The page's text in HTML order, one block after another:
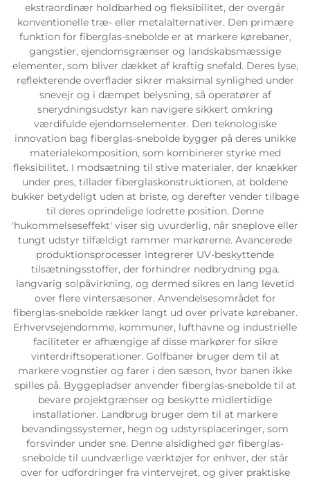
ekstraordinær holdbarhed og fleksibilitet, der overgår
konventionelle træ- eller metalalternativer. Den primære
funktion for fiberglas-snebolde er at markere kørebaner,
gangstier, ejendomsgrænser og landskabsmæssige
elementer, som bliver dækket af kraftig snefald. Deres lyse,
reflekterende overflader sikrer maksimal synlighed under
snevejr og i dæmpet belysning, så operatører af
snerydningsudstyr kan navigere sikkert omkring
værdifulde ejendomselementer. Den teknologiske
innovation bag fiberglas-snebolde bygger på deres unikke
materialekomposition, som kombinerer styrke med
fleksibilitet. I modsætning til stive materialer, der knækker
under pres, tillader fiberglaskonstruktionen, at boldene
bukker betydeligt uden at briste, og derefter vender tilbage
til deres oprindelige lodrette position. Denne
'hukommelseseffekt' viser sig uvurderlig, når sneplove eller
tungt udstyr tilfældigt rammer markørerne. Avancerede
produktionsprocesser integrerer UV-beskyttende
tilsætningsstoffer, der forhindrer nedbrydning pga.
langvarig solpåvirkning, og dermed sikres en lang levetid
over flere vintersæsoner. Anvendelsesområdet for
fiberglas-snebolde rækker langt ud over private kørebaner.
Erhvervsejendomme, kommuner, lufthavne og industrielle
faciliteter er afhængige af disse markører for sikre
vinterdriftsoperationer. Golfbaner bruger dem til at
markere vognstier og farer i den sæson, hvor banen ikke
spilles på. Byggepladser anvender fiberglas-snebolde til at
bevare projektgrænser og beskytte midlertidige
installationer. Landbrug bruger dem til at markere
bevandingssystemer, hegn og udstyrsplaceringer, som
forsvinder under sne. Denne alsidighed gør fiberglas-
snebolde til uundværlige værktøjer for enhver, der står
over for udfordringer fra vintervejret, og giver praktiske